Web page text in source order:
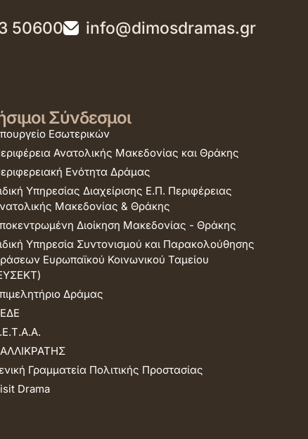
50600 info@dimosdramas.gr
Σύνδεσμοι
Εσωτερικών
Ανατολικής Μακεδονίας και Θράκης
Ενότητα Δράμας
Υπηρεσίας Διαχείρισης Ε.Π. Περιφέρειας
Μακεδονίας & Θράκης
Διοίκηση Μακεδονίας - Θράκης
Υπηρεσία Συντονισμού και Παρακολούθησης
Ευρωπαϊκού Κοινωνικού Ταμείου
Δράμας
Γραμματεία Πολιτικής Προστασίας
Drama